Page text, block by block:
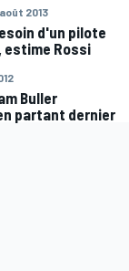
2013
d'un pilote
estime Rossi
Buller
partant dernier